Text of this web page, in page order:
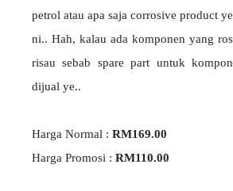
petrol atau apa saja corrosive product
ni.. Hah, kalau ada komponen yang
risau sebab spare part untuk
dijual ye..
Harga Normal : RM169.00
Harga Promosi : RM110.00